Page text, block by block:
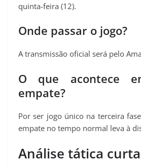
quinta-feira (12).
Onde passar o jogo?
A transmissão oficial será pelo
O que acontece
empate?
Por ser jogo único na tercei­ra
empate no tempo normal leva à
Análise tática curta